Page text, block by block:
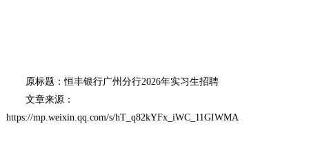
原标题：恒丰银行广州分行2026年实习生招聘
文章来源：
https://mp.weixin.qq.com/s/hT_q82kYFx_iWC_11GIWMA